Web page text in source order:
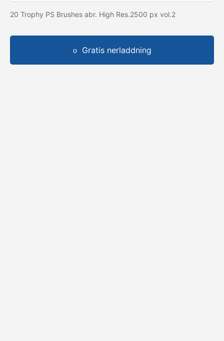
20 Trophy PS Brushes abr. High Res.2500 px vol.2
Gratis nerladdning